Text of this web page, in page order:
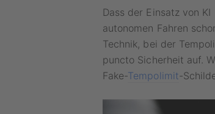
Dass der Einsatz von
autonomen Fahren
Technik, bei der
puncto Sicherheit auf.
Fake-Tempolimit-